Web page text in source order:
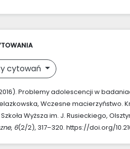
cytowań
Problemy adolescencji w
Wczesne macierzyństwo.
Wyższa im. J. Rusieckiego,
, 6(2/2), 317–320. https://doi.org/